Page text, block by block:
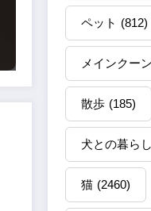
ペット (812)
メインクーン
散歩 (185)
犬との暮らし
猫 (2460)